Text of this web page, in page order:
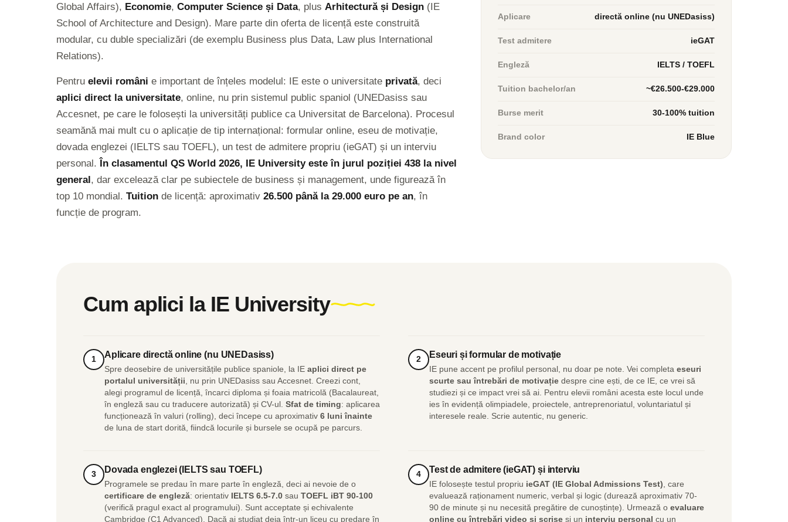
Global Affairs), Economie, Computer Science și Data, plus Arhitectură și Design (IE
School of Architecture and Design). Mare parte din oferta de licență este construită
modular, cu duble specializări (de exemplu Business plus Data, Law plus International
Relations).
Pentru elevii români e important de înțeles modelul: IE este o universitate privată, deci
aplici direct la universitate, online, nu prin sistemul public spaniol (UNEDasiss sau
Accesnet, pe care le folosești la universități publice ca Universitat de Barcelona). Procesul
seamănă mai mult cu o aplicație de tip internațional: formular online, eseu de motivație,
dovada englezei (IELTS sau TOEFL), un test de admitere propriu (ieGAT) și un interviu
personal. În clasamentul QS World 2026, IE University este în jurul poziției 438 la nivel
general, dar excelează clar pe subiectele de business și management, unde figurează în
top 10 mondial. Tuition de licență: aproximativ 26.500 până la 29.000 euro pe an, în
funcție de program.
Aplicare directă online (nu UNEDasiss)
Test admitere ieGAT
Engleză IELTS / TOEFL
Tuition bachelor/an ~€26.500-€29.000
Burse merit 30-100% tuition
Brand color IE Blue
Cum aplici la IE University
1 Aplicare directă online (nu UNEDasiss)
Spre deosebire de universitățile publice spaniole, la IE aplici direct pe
portalul universității , nu prin UNEDasiss sau Accesnet. Creezi cont,
alegi programul de licență, încarci diploma și foaia matricolă (Bacalaureat,
în engleză sau cu traducere autorizată) și CV-ul. Sfat de timing: aplicarea
funcționează în valuri (rolling), deci începe cu aproximativ 6 luni înainte
de luna de start dorită, fiindcă locurile și bursele se ocupă pe parcurs.
2 Eseuri și formular de motivație
IE pune accent pe profilul personal, nu doar pe note. Vei completa eseuri
scurte sau întrebări de motivație despre cine ești, de ce IE, ce vrei să
studiezi și ce impact vrei să ai. Pentru elevii români acesta este locul unde
ies în evidență olimpiadele, proiectele, antreprenoriatul, voluntariatul și
interesele reale. Scrie autentic, nu generic.
3 Dovada englezei (IELTS sau TOEFL)
Programele se predau în mare parte în engleză, deci ai nevoie de o
certificare de engleză: orientativ IELTS 6.5-7.0 sau TOEFL iBT 90-100
(verifică pragul exact al programului). Sunt acceptate și echivalente
Cambridge (C1 Advanced). Dacă ai studiat deja într-un liceu cu predare în
4 Test de admitere (ieGAT) și interviu
IE folosește testul propriu ieGAT (IE Global Admissions Test) , care
evaluează raționament numeric, verbal și logic (durează aproximativ 70-
90 de minute și nu necesită pregătire de cunoștințe). Urmează o evaluare
online cu întrebări video și scrise și un interviu personal cu un